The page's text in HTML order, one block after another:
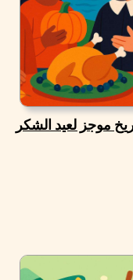
موجز لعيد الشكر